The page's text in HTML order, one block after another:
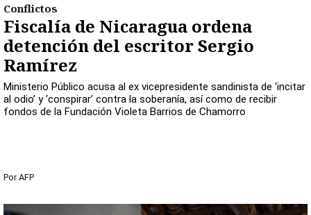
Conflictos
Fiscalía de Nicaragua ordena
detención del escritor Sergio
Ramírez
Ministerio Público acusa al ex vicepresidente sandinista de ‘incitar
al odio’ y ‘conspirar’ contra la soberanía, así como de recibir
fondos de la Fundación Violeta Barrios de Chamorro
Por AFP